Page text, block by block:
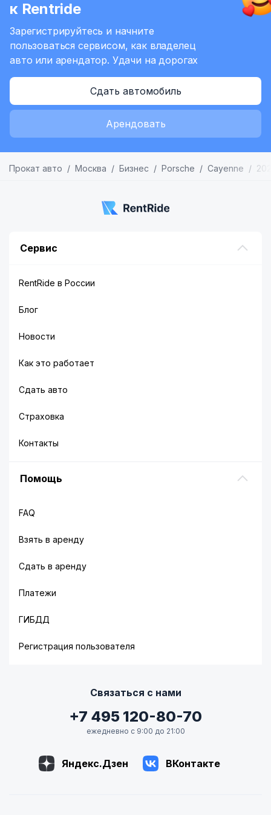
к Rentride
Зарегистрируйтесь и начните
пользоваться сервисом, как владелец
авто или арендатор. Удачи на дорогах
Сдать автомобиль
Арендовать
Прокат авто Москва Бизнес Porsche Cayenne
Сервис
RentRide в России
Блог
Новости
Как это работает
Сдать авто
Страховка
Контакты
Помощь
FAQ
Взять в аренду
Сдать в аренду
Платежи
ГИБДД
Регистрация пользователя
Связаться с нами
+7 495 120-80-70
ежедневно с 9:00 до 21:00
Яндекс.Дзен ВКонтакте